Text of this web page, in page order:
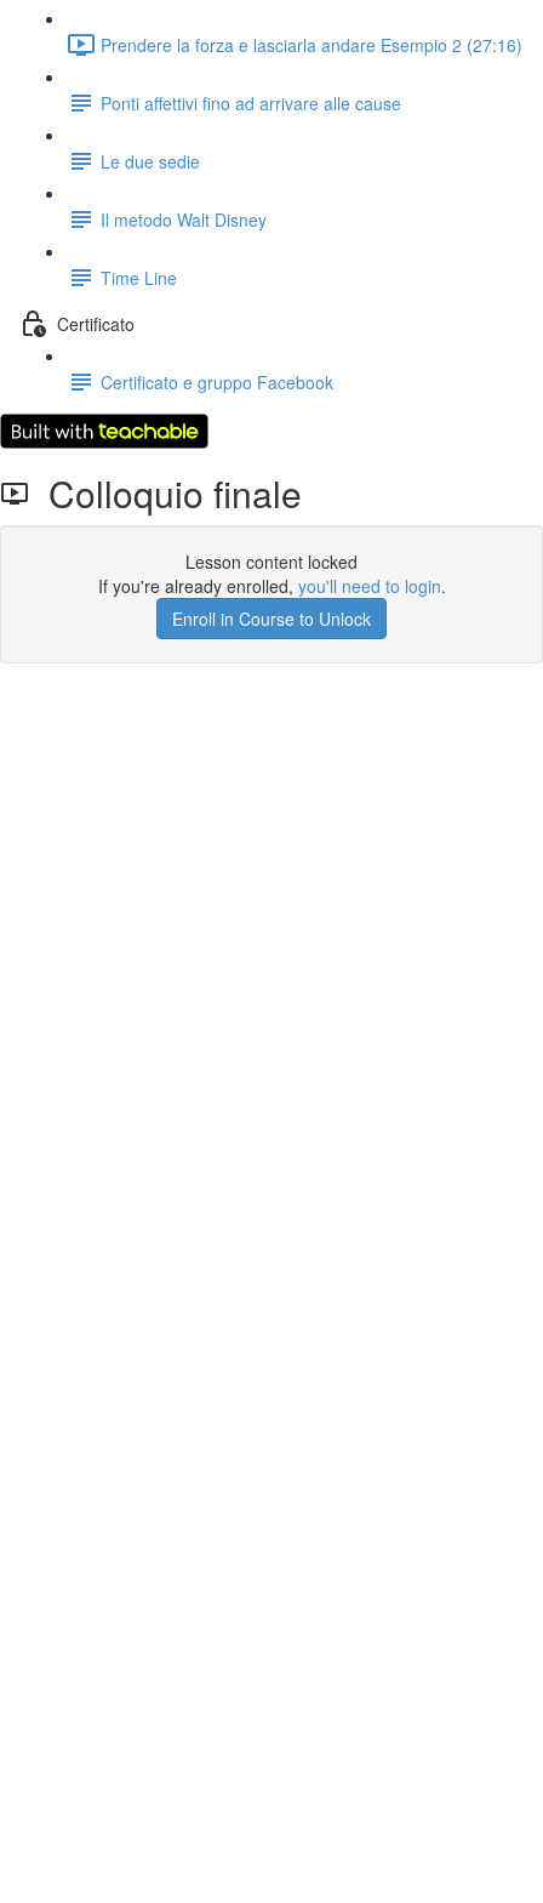
Prendere la forza e lasciarla andare Esempio 2 (27:16)
Ponti affettivi fino ad arrivare alle cause
Le due sedie
Il metodo Walt Disney
Time Line
Certificato
Certificato e gruppo Facebook
Colloquio finale
Lesson content locked
If you're already enrolled, you'll need to login.
Enroll in Course to Unlock